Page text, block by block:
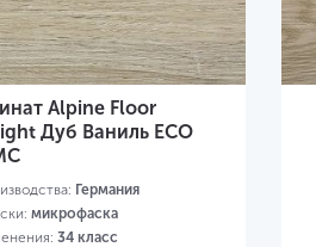
Alpine Floor
Дуб Ваниль ECO
Германия
микрофаска
34 класс